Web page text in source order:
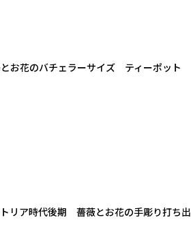
花のバチェラーサイズ ティーポット
リア時代後期 薔薇とお花の手彫り打ち出